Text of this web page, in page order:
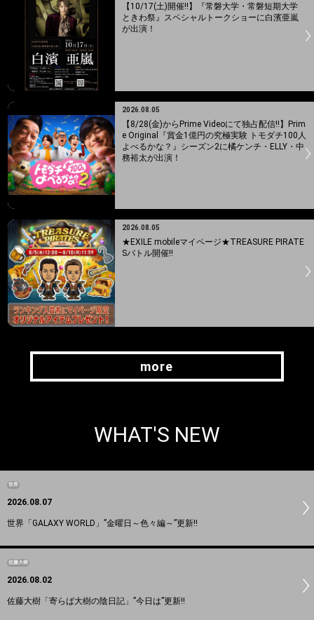
【10/17(土)開催!!】『常磐大学・常磐短期大学
ときわ祭』スペシャルトークショーに白濱亜嵐
が出演！
2026.08.05
【8/28(金)からPrime Videoにて独占配信!!】Prim
e Original『賞金1億円の究極実験 トモダチ100人
よべるかな？』シーズン2に橘ケンチ・ELLY・中
務裕太が出演！
2026.08.05
★EXILE mobileマイページ★TREASURE PIRATE
Sバトル開催!!
more
WHAT'S NEW
世界
2026.08.07
世界「GALAXY WORLD」”金曜日～色々編～”更新!!
佐藤大樹
2026.08.02
佐藤大樹「寄らば大樹の陰日記」”今日は”更新!!